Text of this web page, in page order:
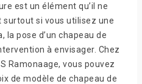
est un élément qu’il ne
surtout si vous utilisez une
la pose d’un chapeau de
à envisager. Chez
Ramonaage, vous pouvez
de modèle de chapeau de